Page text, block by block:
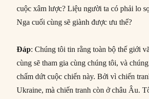
cuộc xâm lược? Liệu người ta có phải lo
Nga cuối cùng sẽ giành được ưu thế?
Đáp: Chúng tôi tin rằng toàn bộ thế giới
cùng sẽ tham gia cùng chúng tôi, và
chấm dứt cuộc chiến này. Bởi vì chiến
Ukraine, mà chiến tranh còn ở châu Âu.